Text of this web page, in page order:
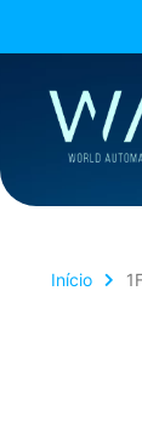
Início